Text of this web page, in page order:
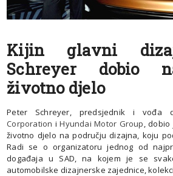
Kijin glavni
Schreyer dobio
životno djelo
Peter Schreyer, predsjednik i
Corporation iHyundai Motor Group ,
životno djelo na području dizajna, koju
Radi se o organizatoru jednog od
događaja u SAD, na kojem je se
automobilske dizajnerske zajednice,